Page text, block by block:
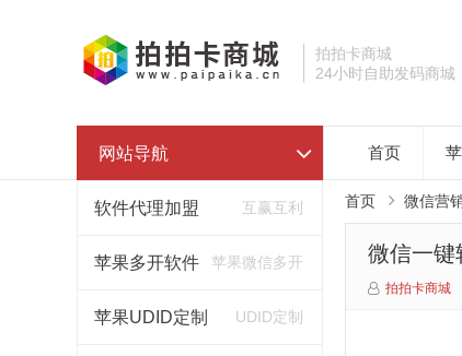
拍拍卡商城
24小时自助发码商城
网站导航
软件代理加盟 互赢互利
苹果多开软件 苹果微信多开
苹果UDID定制 UDID定制
首页
首页 微信营
微信一键
拍拍卡商城